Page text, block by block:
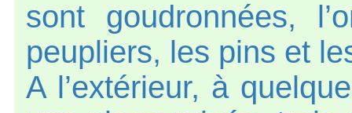
sont goudronnées,
peupliers, les pins et
A l’extérieur, à